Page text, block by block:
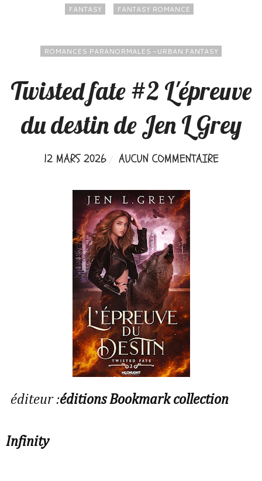
FANTASY FANTASY ROMANCE
ROMANCES PARANORMALES -URBAN FANTASY
Twisted fate #2 L'épreuve
du destin de Jen L Grey
12 MARS 2026 AUCUN COMMENTAIRE
éditeur :éditions Bookmark collection
Infinity